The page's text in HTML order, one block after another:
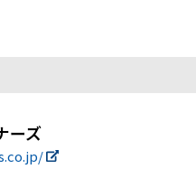
ーズ